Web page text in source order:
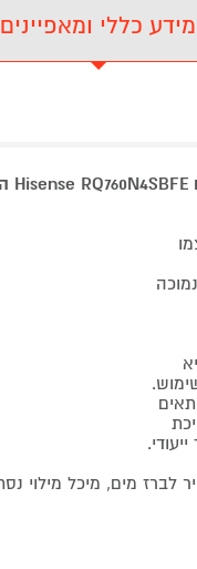
מידע כללי ומאפיינים